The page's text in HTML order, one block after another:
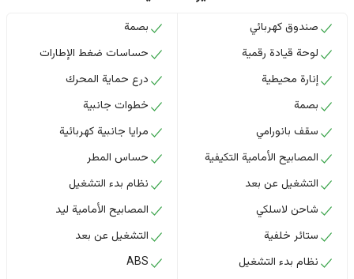
صندوق كهربائي
لوحة قيادة رقمية
إنارة محيطية
بصمة
سقف بانورامي
المصابيح الأمامية التكيفية
التشغيل عن بعد
شاحن لاسلكي
ستائر خلفية
نظام بدء التشغيل
بصمة
حساسات ضغط الإطارات
درع حماية المحرك
خطوات جانبية
مرايا جانبية كهربائية
حساس المطر
نظام بدء التشغيل
المصابيح الأمامية ليد
التشغيل عن بعد
ABS